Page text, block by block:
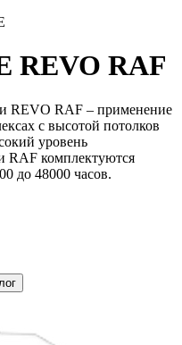
REVO RAF
REVO RAF – применение
с высотой потолков
уровень
RAF комплектуются
до 48000 часов.